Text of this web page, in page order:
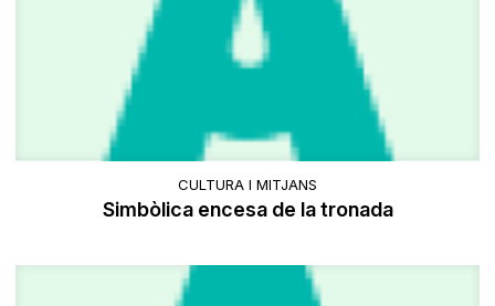
CULTURA I MITJANS
Simbòlica encesa de la tronada